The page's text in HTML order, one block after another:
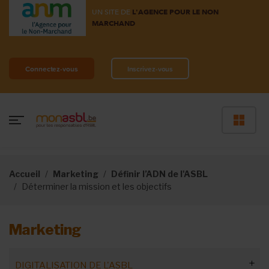
UN SITE DE L'AGENCE POUR LE NON
MARCHAND
Connectez-vous Inscrivez-vous
Accueil Marketing
Définir l’ADN de l'ASBL
Déterminer la mission et les objectifs
Marketing
DIGITALISATION DE L'ASBL